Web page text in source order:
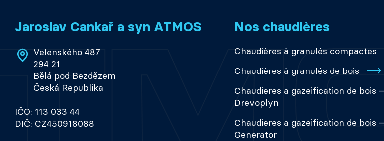
Jaroslav Cankař a syn ATMOS
Velenského 487
294 21
Bělá pod Bezdězem
Česká Republika
IČO: 113 033 44
DIČ: CZ450918088
Nos chaudières
Chaudières à granulés compactes
Chaudières à granulés de bois
Chaudieres a gazeification de bois –
Drevoplyn
Chaudieres a gazeification de bois –
Generator